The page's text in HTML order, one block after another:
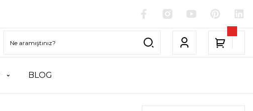
BLOG